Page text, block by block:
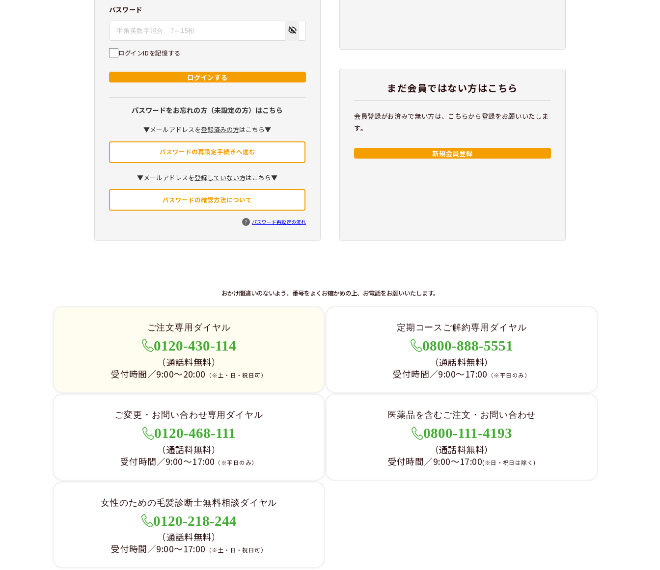
パスワード
ログインIDを記憶する
ログインする
パスワードをお忘れの方（未設定の方）はこちら
▼メールアドレスを登録済みの方はこちら▼
パスワードの再設定手続きへ進む
▼メールアドレスを登録していない方はこちら▼
パスワードの確認方法について
? パスワード再設定の流れ
まだ会員ではない方はこちら
会員登録がお済みで無い方は、こちらから登録をお願いいたしま
す。
新規会員登録
おかけ間違いのないよう、番号をよくお確かめの上、お電話をお願いいたします。
ご注文専用ダイヤル
0120-430-114
（通話料無料）
受付時間／9:00～20:00
（※土・日・祝日可）
定期コースご解約専用ダイヤル
0800-888-5551
（通話料無料）
受付時間／9:00～17:00
（※平日のみ）
ご変更・お問い合わせ専用ダイヤル
0120-468-111
（通話料無料）
受付時間／9:00～17:00 （※平日のみ）
医薬品を含むご注文・お問い合わせ
0800-111-4193
（通話料無料）
受付時間／9:00～17:00(※日・祝日は除く)
女性のための毛髪診断士無料相談ダイヤル
0120-218-244
（通話料無料）
受付時間／9:00～17:00
（※土・日・祝日可）